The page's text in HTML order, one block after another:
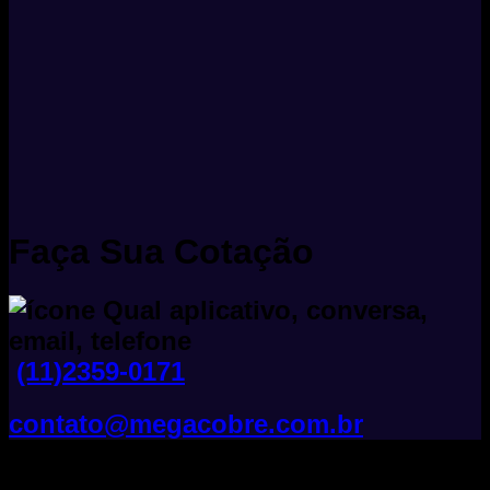
Faça Sua Cotação
(11)2359-0171
contato@megacobre.com.br